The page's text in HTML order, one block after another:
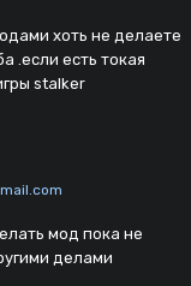
хоть не делаете
.если есть токая
stalker
мод пока не
делами